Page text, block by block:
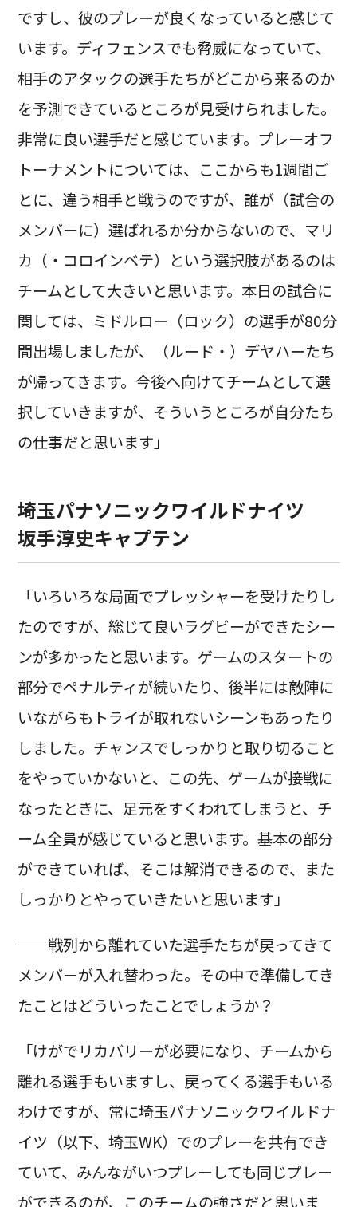
ですし、彼のプレーが良くなっていると感じて
います。ディフェンスでも脅威になっていて、
相手のアタックの選手たちがどこから来るのか
を予測できているところが見受けられました。
非常に良い選手だと感じています。プレーオフ
トーナメントについては、ここからも1週間ご
とに、違う相手と戦うのですが、誰が（試合の
メンバーに）選ばれるか分からないので、マリ
カ（・コロインベテ）という選択肢があるのは
チームとして大きいと思います。本日の試合に
関しては、ミドルロー（ロック）の選手が80分
間出場しましたが、（ルード・）デヤハーたち
が帰ってきます。今後へ向けてチームとして選
択していきますが、そういうところが自分たち
の仕事だと思います」
埼玉パナソニックワイルドナイツ
坂手淳史キャプテン
「いろいろな局面でプレッシャーを受けたりし
たのですが、総じて良いラグビーができたシー
ンが多かったと思います。ゲームのスタートの
部分でペナルティが続いたり、後半には敵陣に
いながらもトライが取れないシーンもあったり
しました。チャンスでしっかりと取り切ること
をやっていかないと、この先、ゲームが接戦に
なったときに、足元をすくわれてしまうと、チ
ーム全員が感じていると思います。基本の部分
ができていれば、そこは解消できるので、また
しっかりとやっていきたいと思います」
──戦列から離れていた選手たちが戻ってきて
メンバーが入れ替わった。その中で準備してき
たことはどういったことでしょうか？
「けがでリカバリーが必要になり、チームから
離れる選手もいますし、戻ってくる選手もいる
わけですが、常に埼玉パナソニックワイルドナ
イツ（以下、埼玉WK）でのプレーを共有でき
ていて、みんながいつプレーしても同じプレー
ができるのが、このチームの強さだと思いま